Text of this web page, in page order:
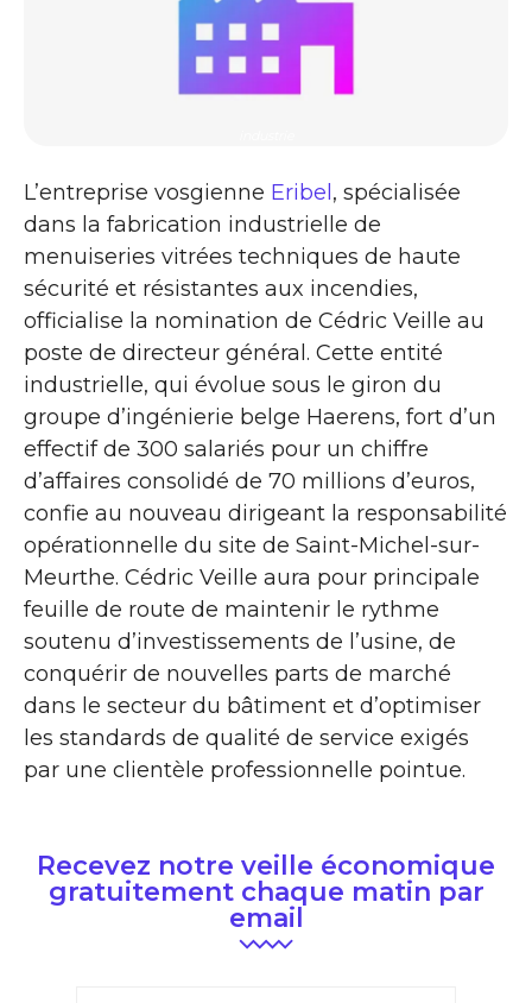
L’entreprise vosgienne Eribel , spécialisée
dans la fabrication industrielle de
menuiseries vitrées techniques de haute
sécurité et résistantes aux incendies,
officialise la nomination de Cédric Veille au
poste de directeur général. Cette entité
industrielle, qui évolue sous le giron du
groupe d’ingénierie belge Haerens, fort d’un
effectif de 300 salariés pour un chiffre
d’affaires consolidé de 70 millions d’euros,
confie au nouveau dirigeant la responsabilité
opérationnelle du site de Saint-Michel-sur-
Meurthe. Cédric Veille aura pour principale
feuille de route de maintenir le rythme
soutenu d’investissements de l’usine, de
conquérir de nouvelles parts de marché
dans le secteur du bâtiment et d’optimiser
les standards de qualité de service exigés
par une clientèle professionnelle pointue.
Recevez notre veille économique
gratuitement chaque matin par
email